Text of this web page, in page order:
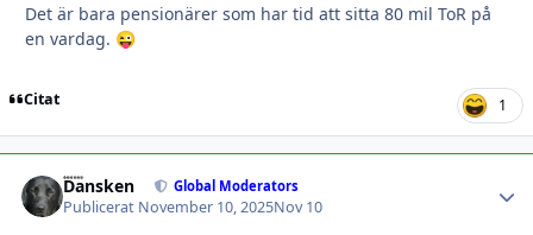
Det är bara pensionärer som har tid att sitta 80 mil ToR på
en vardag. 😜
Citat 1
Dansken Global Moderators
Publicerat November 10, 2025Nov 10